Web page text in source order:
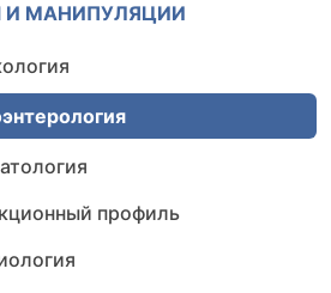
И МАНИПУЛЯЦИИ
профиль